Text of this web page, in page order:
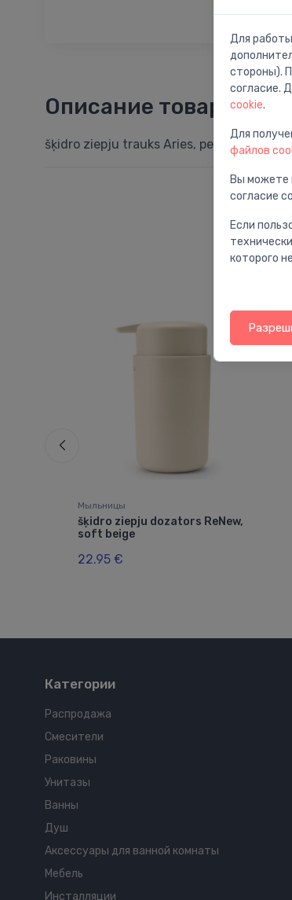
Описание товара
šķidro ziepju trauks Aries, pelēks
Мыльницы
šķidro ziepju dozators ReNew,
soft beige
22.95 €
Категории
Распродажа
Смесители
Раковины
Унитазы
Ванны
Душ
Аксессуары для ванной комнаты
Мебель
Инсталляции
Для
стороны).
согласие.
cookie.
Для
файлов
Вы можете
согласие
Если
которого